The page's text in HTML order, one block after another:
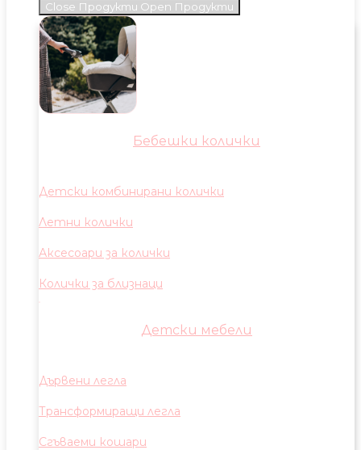
Close Продукти Open Продукти
Бебешки колички
Детски комбинирани колички
Летни колички
Аксесоари за колички
Колички за близнаци
Детски мебели
Дървени легла
Трансформиращи легла
Сгъваеми кошари